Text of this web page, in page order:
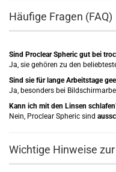
Häufige Fragen (FAQ)
Sind Proclear Spheric gut bei
Ja, sie gehören zu den
Sind sie für lange Arbeitstage
Ja, besonders bei
Kann ich mit den Linsen
Nein, Proclear Spheric sind
Wichtige Hinweise